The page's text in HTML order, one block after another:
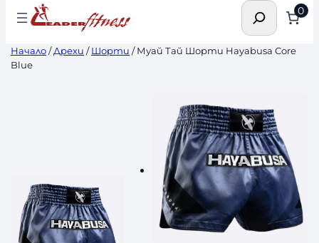
Търсене 0
Начало/Дрехи /Шорти / Муай Тай Шорти Hayabusa Core
Blue